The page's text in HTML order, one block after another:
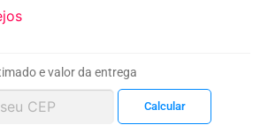
e valor da entrega